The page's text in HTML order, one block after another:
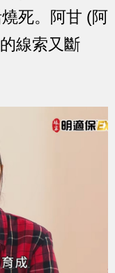
死。阿甘 (阿
線索又斷